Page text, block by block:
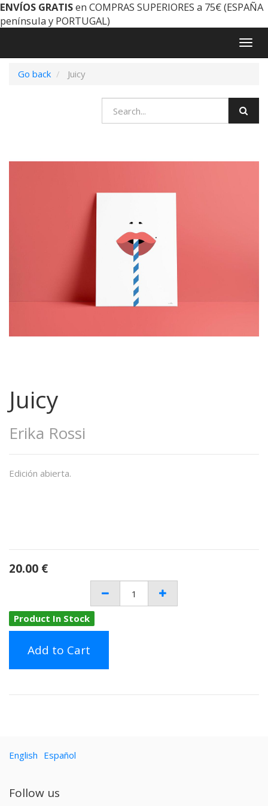
ENVÍOS GRATISen COMPRAS SUPERIORES a 75€ (ESPAÑA
península y PORTUGAL)
Go back
Juicy
Juicy
Erika Rossi
Edición abierta.
20.00 €
Product In Stock
Add to Cart
English Español
Follow us